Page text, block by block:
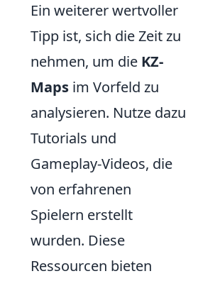
Ein weiterer wertvoller
Tipp ist, sich die Zeit zu
nehmen, um die KZ-
Maps im Vorfeld zu
analysieren. Nutze dazu
Tutorials und
Gameplay-Videos, die
von erfahrenen
Spielern erstellt
wurden. Diese
Ressourcen bieten